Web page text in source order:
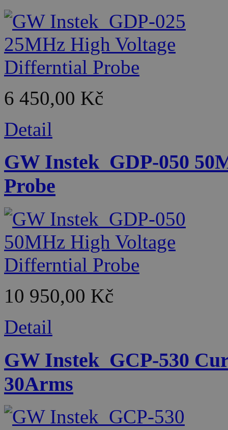
6 450,00 Kč
Detail
GW Instek_GDP-050
Probe
10 950,00 Kč
Detail
GW Instek_GCP-530
30Arms